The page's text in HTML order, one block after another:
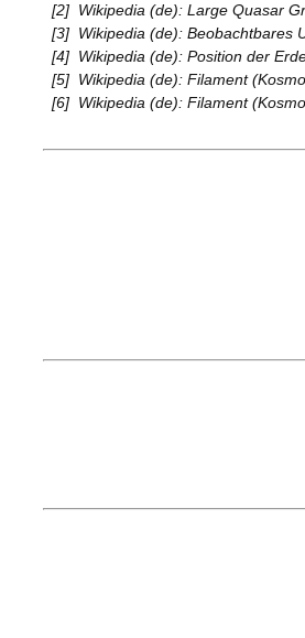
[2] Wikipedia (de): Large Quasar
[3] Wikipedia (de): Beobachtbares
[4] Wikipedia (de): Position der
[5] Wikipedia (de): Filament
[6] Wikipedia (de): Filament